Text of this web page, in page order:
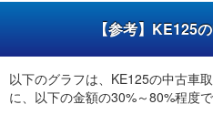
【参考】KE125
以下のグラフは、KE125の中古車
に、以下の金額の30%～80%程度